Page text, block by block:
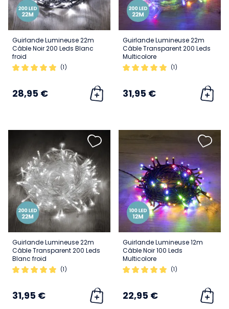
Guirlande Lumineuse 22m
Câble Noir 200 Leds Blanc
froid
(1)
28,95 €
Guirlande Lumineuse 22m
Câble Transparent 200 Leds
Multicolore
(1)
31,95 €
Guirlande Lumineuse 22m
Câble Transparent 200 Leds
Blanc froid
(1)
31,95 €
Guirlande Lumineuse 12m
Câble Noir 100 Leds
Multicolore
(1)
22,95 €